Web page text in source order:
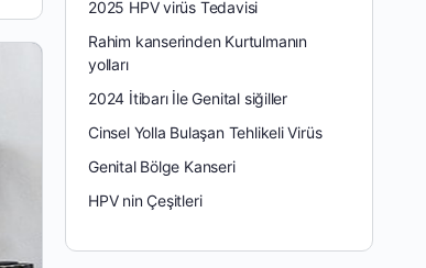
2025 HPV virüs Tedavisi
Rahim kanserinden Kurtulmanın
yolları
2024 İtibarı İle Genital siğiller
Cinsel Yolla Bulaşan Tehlikeli Virüs
Genital Bölge Kanseri
HPV nin Çeşitleri